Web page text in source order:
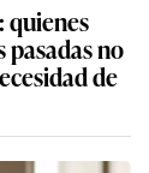
quienes
no
de